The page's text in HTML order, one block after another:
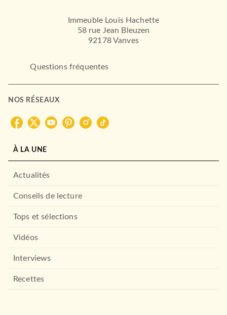
ESSAIS
Immeuble Louis Hachette
58 rue Jean Bleuzen
92178 Vanves
Questions fréquentes
NOS RÉSEAUX
À LA UNE
Actualités
Conseils de lecture
Tops et sélections
Vidéos
Interviews
Recettes